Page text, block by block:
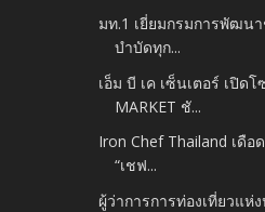
มท.1 เยี่ยมกรมการพัฒน
บำบัดทุก...
เอ็ม บี เค เซ็นเตอร์ เปิด
MARKET ชั...
Iron Chef Thailand เดือ
“เชฟ...
ผู้ว่าการการท่องเที่ยวแห่